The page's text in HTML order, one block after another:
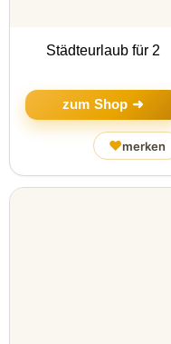
Städteurlaub für 2
zum Shop ➜
♥merken